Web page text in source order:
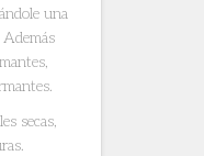
una
secas,